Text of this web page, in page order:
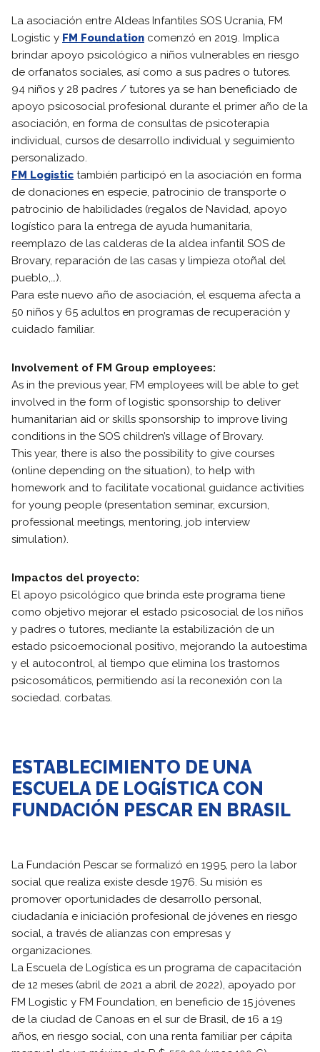
La asociación entre Aldeas Infantiles SOS Ucrania, FM
Logistic y FM Foundation comenzó en 2019. Implica
brindar apoyo psicológico a niños vulnerables en riesgo
de orfanatos sociales, así como a sus padres o tutores.
94 niños y 28 padres / tutores ya se han beneficiado de
apoyo psicosocial profesional durante el primer año de la
asociación, en forma de consultas de psicoterapia
individual, cursos de desarrollo individual y seguimiento
personalizado.
FM Logistic también participó en la asociación en forma
de donaciones en especie, patrocinio de transporte o
patrocinio de habilidades (regalos de Navidad, apoyo
logístico para la entrega de ayuda humanitaria,
reemplazo de las calderas de la aldea infantil SOS de
Brovary, reparación de las casas y limpieza otoñal del
pueblo,…).
Para este nuevo año de asociación, el esquema afecta a
50 niños y 65 adultos en programas de recuperación y
cuidado familiar.
Involvement of FM Group employees:
As in the previous year, FM employees will be able to get
involved in the form of logistic sponsorship to deliver
humanitarian aid or skills sponsorship to improve living
conditions in the SOS children’s village of Brovary.
This year, there is also the possibility to give courses
(online depending on the situation), to help with
homework and to facilitate vocational guidance activities
for young people (presentation seminar, excursion,
professional meetings, mentoring, job interview
simulation).
Impactos del proyecto:
El apoyo psicológico que brinda este programa tiene
como objetivo mejorar el estado psicosocial de los niños
y padres o tutores, mediante la estabilización de un
estado psicoemocional positivo, mejorando la autoestima
y el autocontrol, al tiempo que elimina los trastornos
psicosomáticos, permitiendo así la reconexión con la
sociedad. corbatas.
ESTABLECIMIENTO DE UNA
ESCUELA DE LOGÍSTICA CON
FUNDACIÓN PESCAR EN BRASIL
La Fundación Pescar se formalizó en 1995, pero la labor
social que realiza existe desde 1976. Su misión es
promover oportunidades de desarrollo personal,
ciudadanía e iniciación profesional de jóvenes en riesgo
social, a través de alianzas con empresas y
organizaciones.
La Escuela de Logística es un programa de capacitación
de 12 meses (abril de 2021 a abril de 2022), apoyado por
FM Logistic y FM Foundation, en beneficio de 15 jóvenes
de la ciudad de Canoas en el sur de Brasil, de 16 a 19
años, en riesgo social, con una renta familiar per cápita